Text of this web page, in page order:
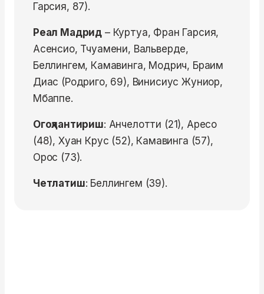
Гарсия, 87).
Реал Мадрид – Куртуа, Фран Гарсия,
Асенсио, Тчуамени, Вальверде,
Беллингем, Камавинга, Модрич, Браим
Диас (Родриго, 69), Винисиус Жуниор,
Мбаппе.
Огоҳлантириш: Анчелотти (21), Аресо
(48), Хуан Крус (52), Камавинга (57),
Орос (73).
Четлатиш: Беллингем (39).